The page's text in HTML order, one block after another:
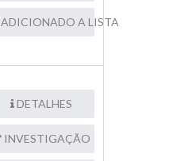
ADICIONADO A LISTA
DETALHES
INVESTIGAÇÃO